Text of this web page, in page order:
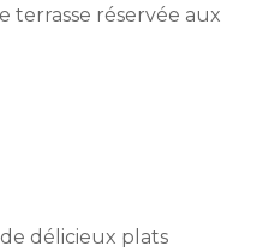
terrasse réservée aux
délicieux plats